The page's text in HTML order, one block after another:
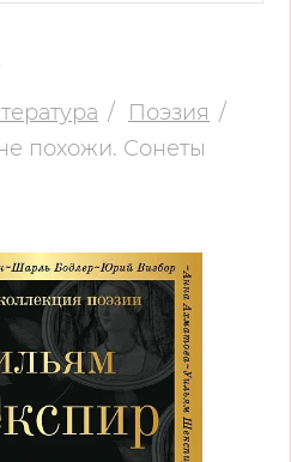
Поэзия
похожи. Сонеты